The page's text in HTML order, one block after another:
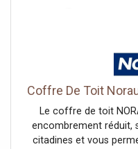
Coffre De Toit
Le coffre de toit
encombrement réduit,
citadines et vous